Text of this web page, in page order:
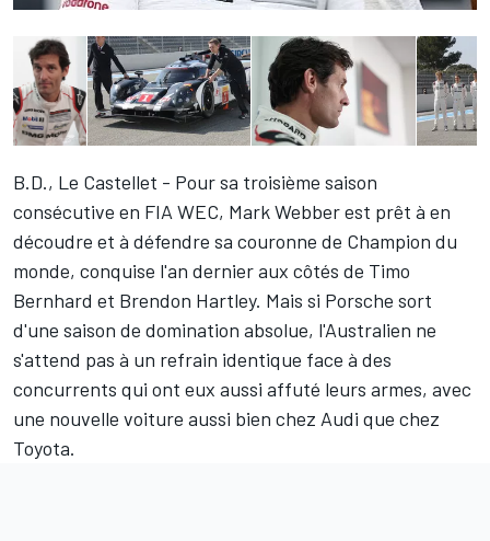
B.D., Le Castellet - Pour sa troisième saison
consécutive en FIA WEC, Mark Webberest prêt à en
découdre et à défendre sa couronne de Champion du
monde, conquise l'an dernier aux côtés de Timo
Bernhard et Brendon Hartley. Mais si Porsche sort
d'une saison de domination absolue, l'Australien ne
s'attend pas à un refrain identique face à des
concurrents qui ont eux aussi affuté leurs armes, avec
une nouvelle voiture aussi bien chez Audi que chez
Toyota.